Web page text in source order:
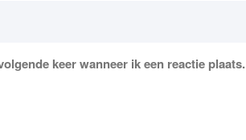
keer wanneer ik een reactie plaats.